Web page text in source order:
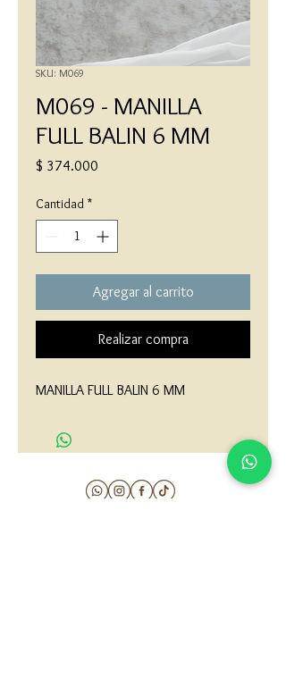
SKU: M069
M069 - MANILLA
FULL BALIN 6 MM
$ 374.000
Cantidad *
Agregar al carrito
Realizar compra
MANILLA FULL BALIN 6 MM